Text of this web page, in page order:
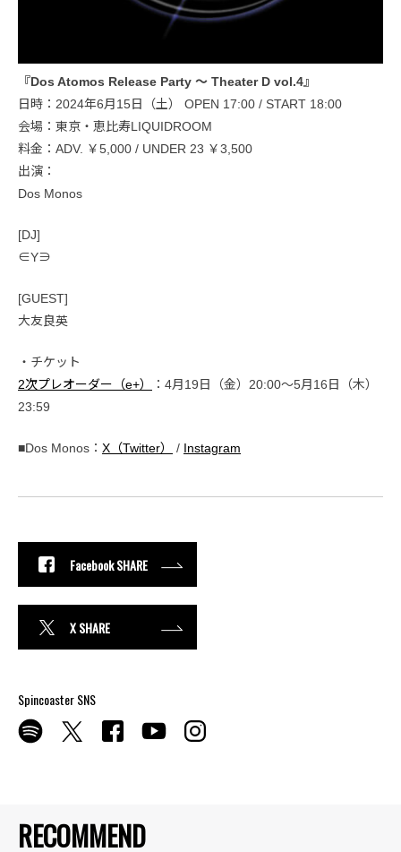
RECOMMEND
『Dos Atomos Release Party 〜 Theater D vol.4』
日時：2024年6月15日（土） OPEN 17:00 / START 18:00
会場：東京・恵比寿LIQUIDROOM
料金：ADV. ￥5,000 / UNDER 23 ￥3,500
出演：
Dos Monos
[DJ]
∈Y∋
[GUEST]
大友良英
・チケット
2次プレオーダー（e+）
：4月19日（金）20:00〜5月16日（木）
23:59
■Dos Monos： X（Twitter） / Instagram
Facebook SHARE
X SHARE
Spincoaster SNS